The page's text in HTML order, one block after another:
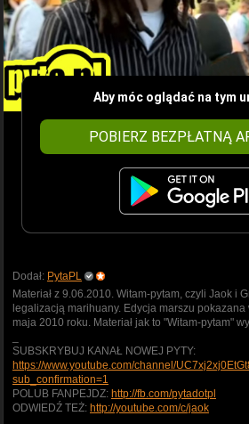
Aby móc oglądać na tym
POBIERZ BEZPŁATNĄ
Dodał: PytaPL
Materiał z 9.06.2010. Witam-pytam, czyli Jaok i
legalizacją marihuany. Edycja marszu pokazana
maja 2010 roku. Materiał jak to "Witam-pytam"
SUBSKRYBUJ KANAŁ NOWEJ PYTY:
https://www.youtube.com/channel/
sub_confirmation=1
POLUB FANPEJDZ: http://fb.com/pytadotpl
ODWIEDŹ TEŻ: http://youtube.com/c/jaok